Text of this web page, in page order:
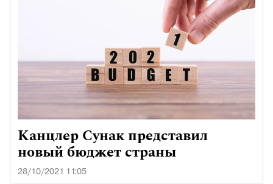
Канцлер Сунак представил
новый бюджет страны
28/10/2021 11:05